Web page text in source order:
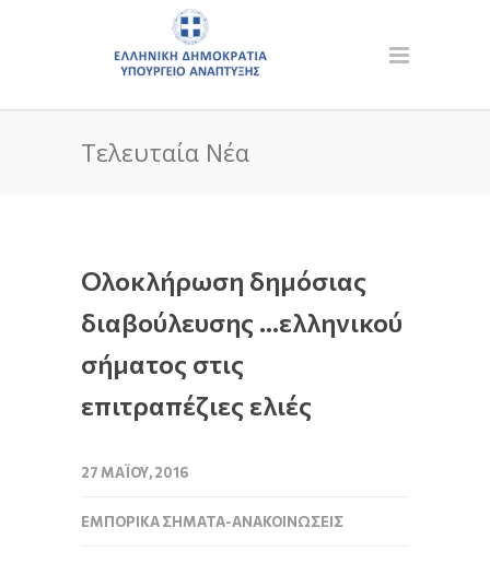
Τελευταία Νέα
Ολοκλήρωση δημόσιας
διαβούλευσης …ελληνικού
σήματος στις
επιτραπέζιες ελιές
27 ΜΑΪ́ΟΥ, 2016
ΕΜΠΟΡΙΚΆ ΣΉΜΑΤΑ-ΑΝΑΚΟΙΝΏΣΕΙΣ